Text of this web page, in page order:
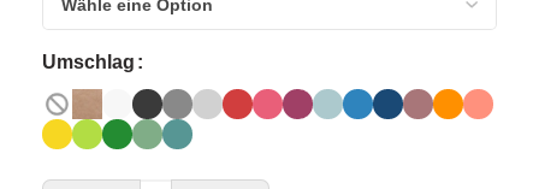
Umschlag